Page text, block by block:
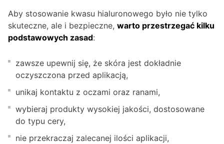
Aby stosowanie kwasu hialuronowego było nie tylko
skuteczne, ale i bezpieczne, warto przestrzegać kilku
podstawowych zasad:
zawsze upewnij się, że skóra jest dokładnie
oczyszczona przed aplikacją,
unikaj kontaktu z oczami oraz ranami,
wybieraj produkty wysokiej jakości, dostosowane
do typu cery,
nie przekraczaj zalecanej ilości aplikacji,